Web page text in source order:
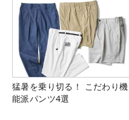
猛暑を乗り切る！ こだわり機
能派パンツ4選